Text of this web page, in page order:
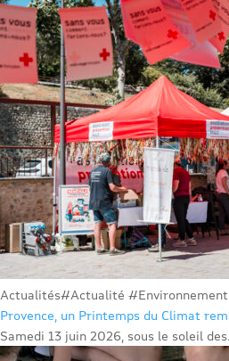
Actualités#Actualité #Environnement
Provence, un Printemps du Climat
Samedi 13 juin 2026, sous le soleil